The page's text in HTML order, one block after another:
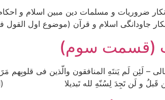
توهین به مقدسات و انکار ضروریات و مسلمات دین
جاودانگی اسلام و قرآن (موضوع اول القول
(قسمت سوم)
– لَئِن لَم یَنتَهِ المنافقون والّذین فی قلوبِهم
خَلَوا مِن قَبلُ و لَن تَجِدَ لِسُنّهِ لله تَبدیلا